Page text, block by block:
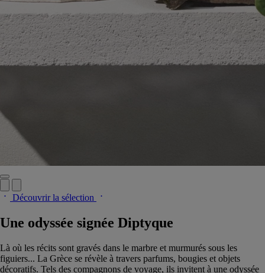
Découvrir la sélection
Une odyssée signée Diptyque
Là où les récits sont gravés dans le marbre et murmurés sous les
figuiers... La Grèce se révèle à travers parfums, bougies et objets
décoratifs. Tels des compagnons de voyage, ils invitent à une odyssée